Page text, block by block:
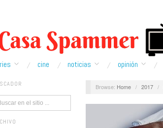
cine noticias opinión
Browse: Home / 2017 /